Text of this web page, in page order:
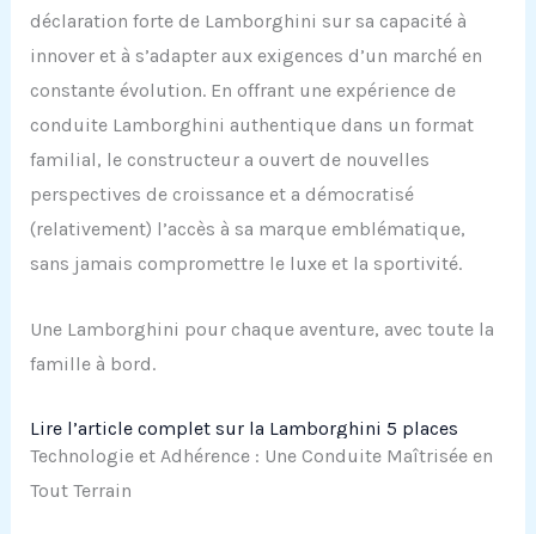
déclaration forte de Lamborghini sur sa capacité à
innover et à s’adapter aux exigences d’un marché en
constante évolution. En offrant une expérience de
conduite Lamborghini authentique dans un format
familial, le constructeur a ouvert de nouvelles
perspectives de croissance et a démocratisé
(relativement) l’accès à sa marque emblématique,
sans jamais compromettre le luxe et la sportivité.
Une Lamborghini pour chaque aventure, avec toute la
famille à bord.
Lire l’article complet sur la Lamborghini 5 places
Technologie et Adhérence : Une Conduite Maîtrisée en
Tout Terrain